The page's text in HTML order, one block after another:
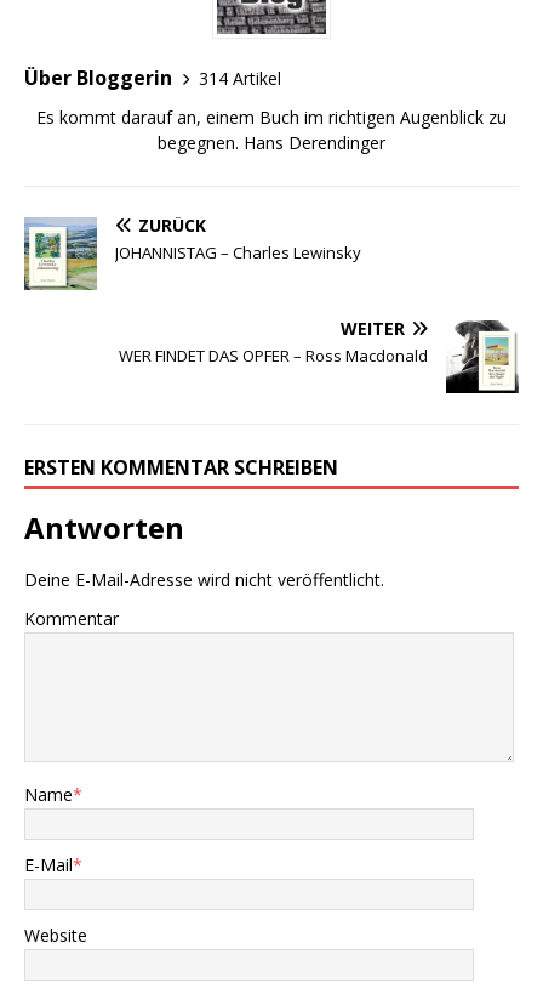
Über Bloggerin
314 Artikel
Es kommt darauf an, einem Buch im richtigen Augenblick zu
begegnen. Hans Derendinger
ZURÜCK
JOHANNISTAG – Charles Lewinsky
WEITER
WER FINDET DAS OPFER – Ross Macdonald
ERSTEN KOMMENTAR SCHREIBEN
Antworten
Deine E-Mail-Adresse wird nicht veröffentlicht.
Kommentar
Name*
E-Mail*
Website